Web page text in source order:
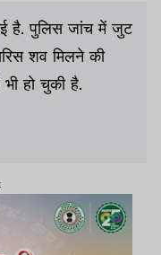
है. पुलिस जांच में जुट
शव मिलने की
हो चुकी है.